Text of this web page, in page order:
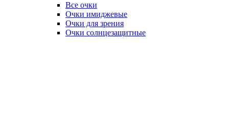
Все очки
Очки имиджевые
Очки для зрения
Очки солнцезащитные